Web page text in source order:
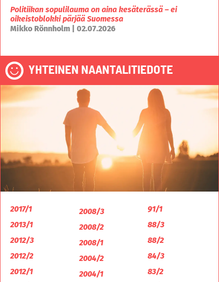
Politiikan sopulilauma on aina kesäterässä – ei
oikeistoblokki pärjää Suomessa
Mikko Rönnholm | 02.07.2026
YHTEINEN NAANTALITIEDOTE
2017/1
2013/1
2012/3
2012/2
2012/1
2008/3
2008/2
2008/1
2004/2
2004/1
91/1
88/3
88/2
84/3
83/2